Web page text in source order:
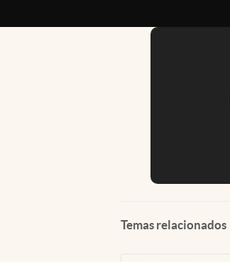
Temas relacionados